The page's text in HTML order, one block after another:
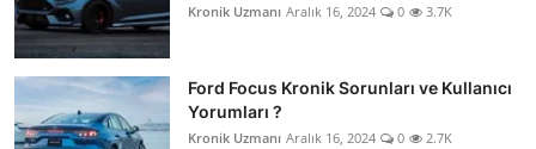
Kronik Uzmanı Aralık 16, 2024 0 3.7K
Ford Focus Kronik Sorunları ve Kullanıcı
Yorumları ?
Kronik Uzmanı Aralık 16, 2024 0 2.7K